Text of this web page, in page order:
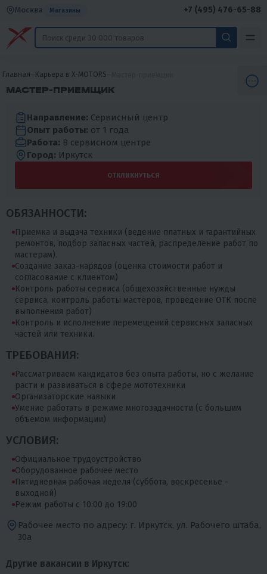
Москва Магазины +7 (495) 476-65-88
Главная Карьера в X-MOTORS
МАСТЕР-ПРИЕМЩИК
Направление: Сервисный центр
Опыт работы: от 1 года
Работа: В сервисном центре
Город: Иркутск
ОТКЛИКНУТЬСЯ
ОБЯЗАННОСТИ:
Приемка и выдача техники (ведение платных и гарантийных
ремонтов, подбор запасных частей, распределение работ по
мастерам).
Создание заказ-нарядов (оценка стоимости работ и
согласование с клиентом)
Контроль работы сервиса (общехозяйственные нужды
сервиса, контроль работы мастеров, проведение ОТК после
выполнения работ)
Контроль и исполнение перемещений сервисных запасных
частей или техники.
ТРЕБОВАНИЯ:
Рассматриваем кандидатов без опыта работы, но с желание
расти и развиваться в сфере мототехники
Организаторские навыки
Умение работать в режиме многозадачности (с большим
объемом информации)
УСЛОВИЯ:
Официальное трудоустройство
Оборудованное рабочее место
Пятидневная рабочая неделя (суббота, воскресенье -
выходной)
Режим работы с 10:00 до 19:00
Рабочее место по адресу: г. Иркутск, ул. Рабочего штаба,
30а
Другие вакансии в Иркутск: